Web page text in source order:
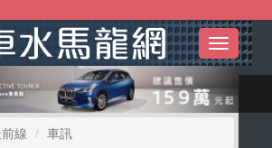
Toggle
線 車訊